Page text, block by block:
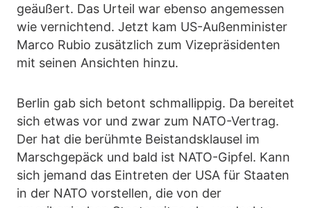
geäußert. Das Urteil war ebenso angemessen
wie vernichtend. Jetzt kam US-Außenminister
Marco Rubio zusätzlich zum Vizepräsidenten
mit seinen Ansichten hinzu.
Berlin gab sich betont schmallippig. Da bereitet
sich etwas vor und zwar zum NATO-Vertrag.
Der hat die berühmte Beistandsklausel im
Marschgepäck und bald ist NATO-Gipfel. Kann
sich jemand das Eintreten der USA für Staaten
in der NATO vorstellen, die von der